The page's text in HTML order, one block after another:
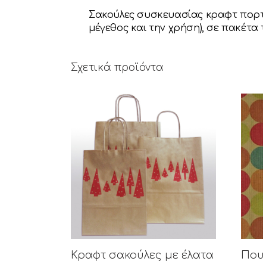
Σακούλες συσκευασίας κραφτ
μέγεθος και την χρήση), σε πακέτα
Σχετικά προϊόντα
Κραφτ σακούλες με έλατα